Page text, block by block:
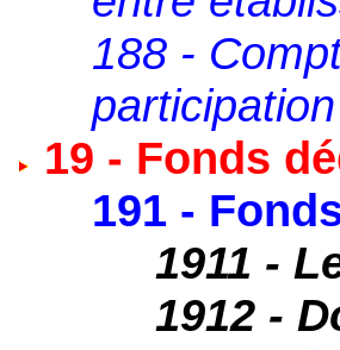
188 -
participation
19 - Fonds
191 -
1911 -
1912 -